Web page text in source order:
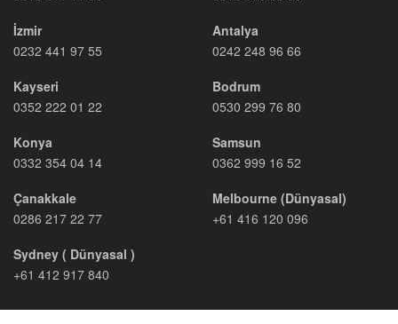
İzmir
0232 441 97 55
Antalya
0242 248 96 66
Kayseri
0352 222 01 22
Bodrum
0530 299 76 80
Konya
0332 354 04 14
Samsun
0362 999 16 52
Çanakkale
0286 217 22 77
Melbourne (Dünyasal)
+61 416 120 096
Sydney ( Dünyasal )
+61 412 917 840